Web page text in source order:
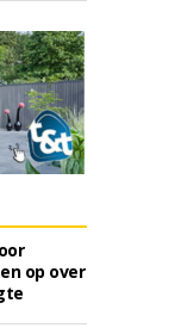
op over